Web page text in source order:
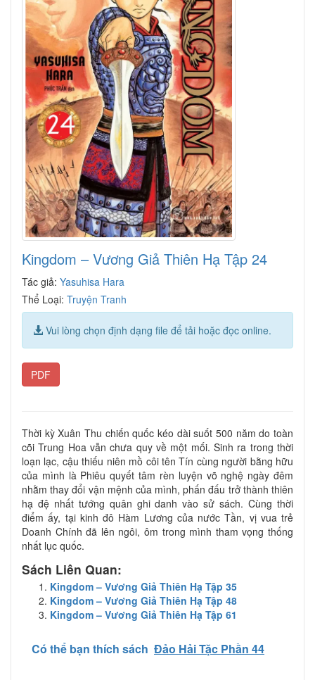
Kingdom – Vương Giả Thiên Hạ Tập 24
Tác giả: Yasuhisa Hara
Thể Loại: Truyện Tranh
Vui lòng chọn định dạng file để tải hoặc đọc online.
PDF
Thời kỳ Xuân Thu chiến quốc kéo dài suốt 500 năm do toàn
cõi Trung Hoa vẫn chưa quy về một mối. Sinh ra trong thời
loạn lạc, cậu thiếu niên mồ côi tên Tín cùng người bằng hữu
của mình là Phiêu quyết tâm rèn luyện võ nghệ ngày đêm
nhằm thay đổi vận mệnh của mình, phấn đấu trở thành thiên
hạ đệ nhất tướng quân ghi danh vào sử sách. Cùng thời
điểm ấy, tại kinh đô Hàm Lương của nước Tần, vị vua trẻ
Doanh Chính đã lên ngôi, ôm trong mình tham vọng thống
nhất lục quốc.
Sách Liên Quan:
Kingdom – Vương Giả Thiên Hạ Tập 35
Kingdom – Vương Giả Thiên Hạ Tập 48
Kingdom – Vương Giả Thiên Hạ Tập 61
Có thể bạn thích sách Đảo Hải Tặc Phần 44